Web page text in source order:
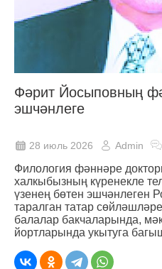
Фәрит Йосыповның
эшчәнлеге
28 июль 2026 Admin
Филология фәннәре
халкыбызның күренекле
үзенең бөтен эшчәнлеген
таралган татар
балалар бакчаларында,
йортларында укытуга